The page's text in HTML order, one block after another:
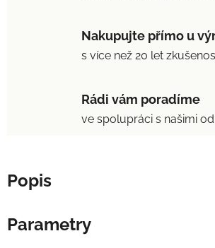
Nakupujte přímo u
s více než 20 let
Rádi vám poradíme
ve spolupráci s našimi
Popis
Parametry